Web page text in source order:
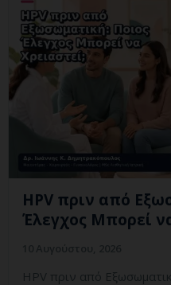
HPV πριν από
Έλεγχος Μπορεί
HPV πριν από